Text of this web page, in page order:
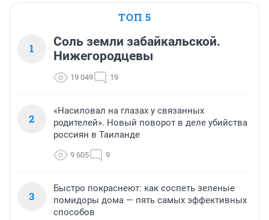
ТОП 5
1
Соль земли забайкальской.
Нижегородцевы
19 049 19
2
«Насиловал на глазах у связанных
родителей». Новый поворот в деле убийства
россиян в Таиланде
9 605 9
3
Быстро покраснеют: как соспеть зеленые
помидоры дома — пять самых эффективных
способов